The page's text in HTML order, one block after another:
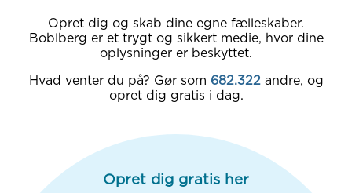
Opret dig og skab dine egne fælleskaber.
Boblberg er et trygt og sikkert medie, hvor dine
oplysninger er beskyttet.
Hvad venter du på? Gør som 682.322 andre, og
opret dig gratis i dag.
Opret dig gratis her